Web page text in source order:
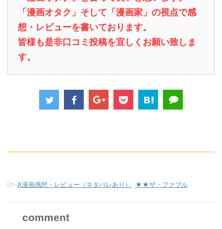
「漫画オタク」そして「漫画家」の視点で感
想・レビューを書いております。
皆様も是非口コミ投稿を宜しくお願い致しま
す。
-A漫画感想・レビュー（ネタバレあり） , ★★ザ・ファブル
comment